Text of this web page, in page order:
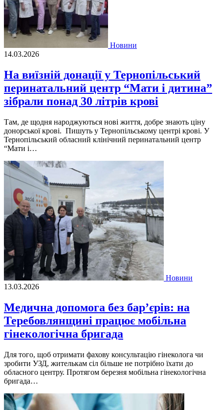
Новини
14.03.2026
На виїзній донації у Тернопільський
перинатальний центр “Мати і дитина”
зібрали понад 30 літрів крові
Там, де щодня народжуються нові життя, добре знають ціну
донорської крові. Пишуть у Тернопільському центрі крові. У
Тернопільський обласний клінічний перинатальний центр
“Мати і…
Новини
13.03.2026
Медична допомога без бар’єрів: на
Теребовлянщині працює мобільна
гінекологічна бригада
Для того, щоб отримати фахову консультацію гінеколога чи
зробити УЗД, жителькам сіл більше не потрібно їхати до
обласного центру. Протягом березня мобільна гінекологічна
бригада…